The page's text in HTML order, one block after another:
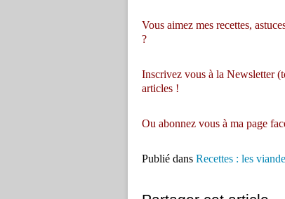
Vous aimez mes recettes,
?
Inscrivez vous à la Newsletter
articles !
Ou abonnez vous à ma page
Publié dans Recettes : les